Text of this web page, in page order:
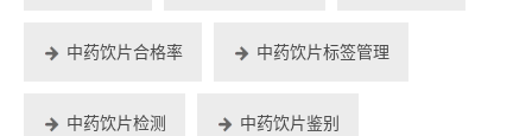
中药饮片合格率 中药饮片标签管理
中药饮片检测 中药饮片鉴别